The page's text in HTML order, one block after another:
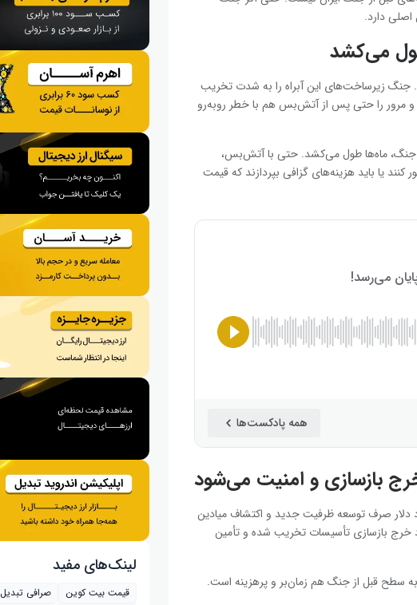
دارد.
می‌کشد
هرمز عبور می‌کرد. جنگ زیرساخت‌های این آبراه را به شدت تخریب
مرور را حتی پس از آتش‌بس هم با خطر روبه‌رو
از جنگ، ماه‌ها طول می‌کشد. حتی با آتش‌بس،
یا باید هزینه‌های گزافی بپردازند که قیمت
همه پادکست‌ها
بازسازی و امنیت می‌شود
نفتی و شرکت‌های بین‌المللی سالانه بین ۴۰۰ تا ۵۰۰ میلیارد دلار صرف توسعه ظرفیت جدید و اکتشاف میادین
خرج بازسازی تأسیسات تخریب شده و تأمین
به سطح قبل از جنگ هم زمان‌بر و پرهزینه است.
لینک‌های مفید
قیمت بیت کوین صرافی تبدیل